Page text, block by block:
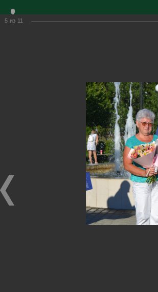
г.
Адрес
Главная Фотогалерея
«Ромашковое счастье» на празднике любви
«Ромашковое счастье» на
5 из 11